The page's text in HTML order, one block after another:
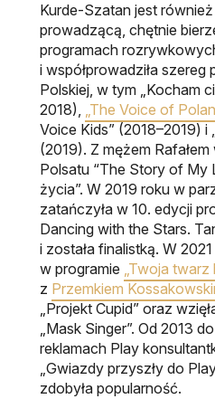
Kurde-Szatan jest
prowadzącą, chętnie
programach
i współprowadziła
Polskiej, w tym „Kocham
2018), „The Voice of
Voice Kids” (2018–2019)
(2019). Z mężem
Polsatu “The Story of My
życia”. W 2019 roku w
zatańczyła w 10. edycji
Dancing with the Stars.
i została finalistką. W
w programie „Twoja twarz
z Przemkiem
„Projekt Cupid” oraz
„Mask Singer”. Od 2013
reklamach Play
„Gwiazdy przyszły do
zdobyła popularność.